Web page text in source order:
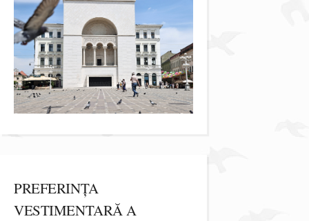
PREFERINȚA
VESTIMENTARĂ A